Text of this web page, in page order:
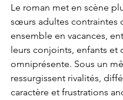
Le roman met en scène
sœurs adultes contraintes
ensemble en vacances,
leurs conjoints, enfants et
omniprésente. Sous un
ressurgissent rivalités,
caractère et frustrations